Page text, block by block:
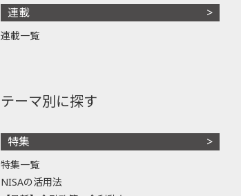
連載
連載一覧
テーマ別に探す
特集
特集一覧
NISAの活用法